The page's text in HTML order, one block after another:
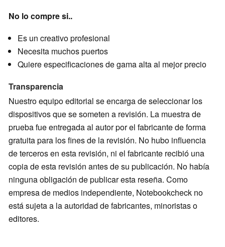
No lo compre si..
Es un creativo profesional
Necesita muchos puertos
Quiere especificaciones de gama alta al mejor precio
Transparencia
Nuestro equipo editorial se encarga de seleccionar los
dispositivos que se someten a revisión. La muestra de
prueba fue entregada al autor por el fabricante de forma
gratuita para los fines de la revisión. No hubo influencia
de terceros en esta revisión, ni el fabricante recibió una
copia de esta revisión antes de su publicación. No había
ninguna obligación de publicar esta reseña. Como
empresa de medios independiente, Notebookcheck no
está sujeta a la autoridad de fabricantes, minoristas o
editores.